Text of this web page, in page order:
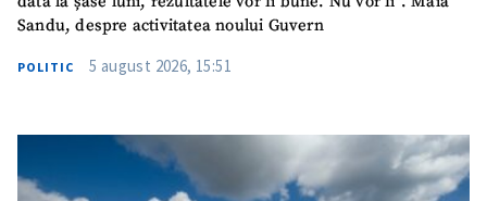
Sandu, despre activitatea noului Guvern
POLITIC 5 august 2026, 15:51